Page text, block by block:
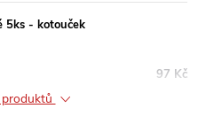
5ks - kotouček
97 Kč